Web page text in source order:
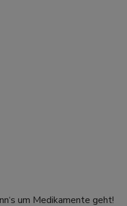
um Medikamente geht!